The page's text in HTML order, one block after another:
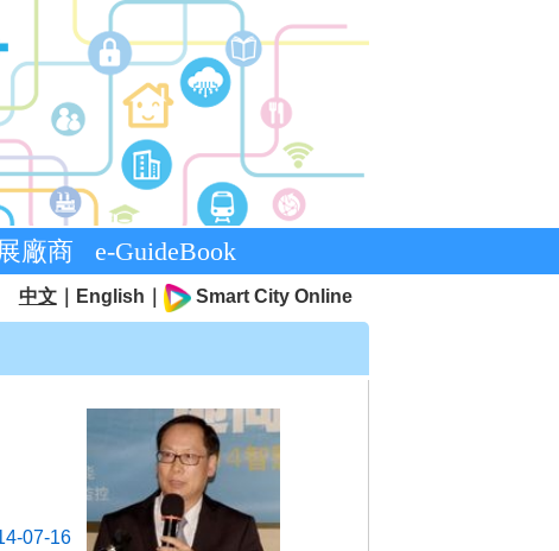
廠商 e-GuideBook
中文｜ English Smart City Online
07-16